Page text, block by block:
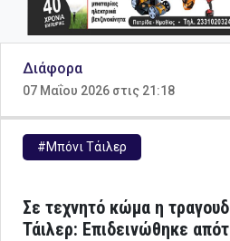
Διάφορα
07 Μαΐου 2026 στις 21:18
#Μπόνι Τάιλερ
Σε τεχνητό κώμα η
Τάιλερ: Επιδεινώθηκε